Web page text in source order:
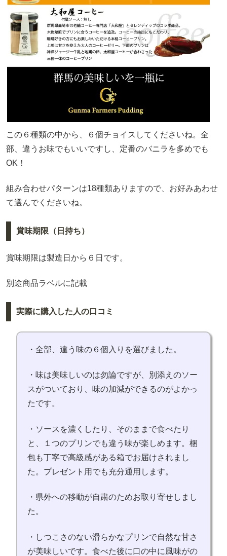
この６種類の中から、６個チョイスしてくださいね。全
部、違うお味でもいいですし、定番のバニラを多めでも
OK！
組み合わせパターンは18種類ありますので、お好みあわせ
て選んでくださいね。
賞味期限（日持ち）
賞味期限は製造日から６日です。
別途商品ラベルに記載
実際に購入した人の口コミ
・全部、違う味の６個入りを選びました。
・味は美味しいのは勿論ですが、別添えのソー
スがついており、味の加減ができるのがよかっ
たです。
・ソースを濃くしたり、そのままで食べたり
と、１つのプリンでも違う味が楽しめます。梱
包も丁寧で高級感がある箱でお届けされまし
た。プレゼント用でも充分通用します。
・県外への移動が自粛のためお取り寄せしまし
た。
・しつこさのない滑らかなプリンで自然な甘さ
が美味しいです。食べた後に口の中に風味がの